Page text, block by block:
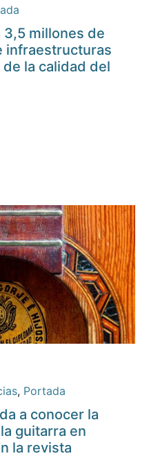
millones de
infraestructuras
la calidad del
, Portada
a conocer la
guitarra en
la revista